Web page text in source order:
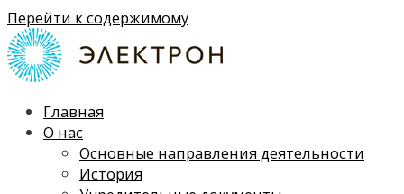
Перейти к содержимому
Главная
О нас
Основные направления деятельности
История